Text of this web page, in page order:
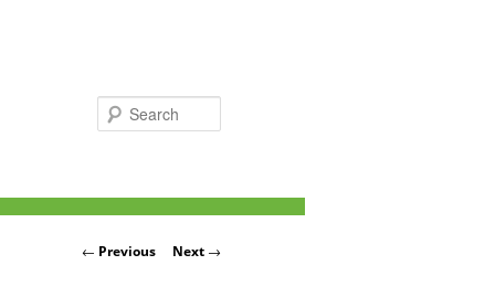
Post navigation
← Previous Next →